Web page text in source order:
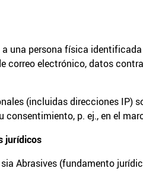
una persona física
correo electrónico, datos
(incluidas direcciones IP)
p. ej., en el
jurídicos
Abrasives (fundamento